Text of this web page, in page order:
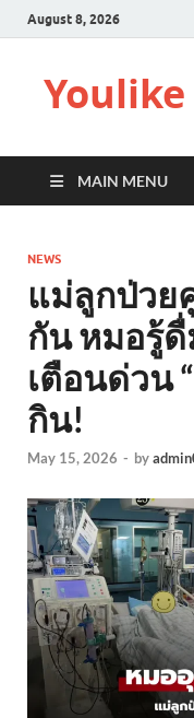
August 8, 2026
MAIN MENU
NEWS
แม่ลูกป่วย
กัน หมอรู้ดื่
เตือนด่วน
กิน!
May 15, 2026 - by